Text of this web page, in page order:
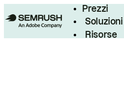
Prezzi
Soluzioni
Risorse